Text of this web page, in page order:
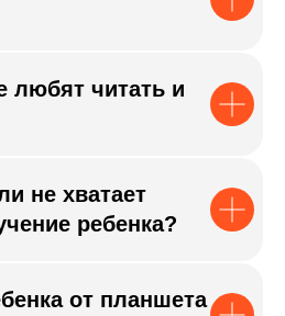
любят читать и
не хватает
ребенка?
от планшета